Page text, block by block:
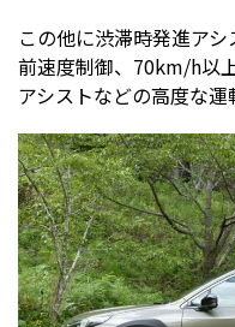
この他に渋滞時発進ア
前速度制御、70km/h以
アシストなどの高度な運